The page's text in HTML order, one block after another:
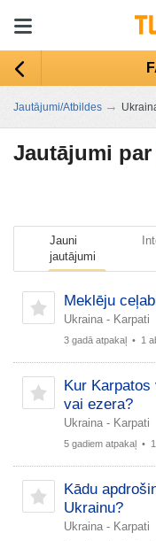
Jautājumi/Atbildes →
Jautājumi par
Jauni
jautājumi
Meklēju
Ukraina - Karpati
3 gadā atpakaļ • 1
Kur
vai ezera?
Ukraina - Karpati
5 gadiem atpakaļ •
Kādu
Ukrainu?
Ukraina - Karpati